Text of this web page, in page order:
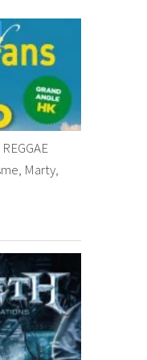
Marty,